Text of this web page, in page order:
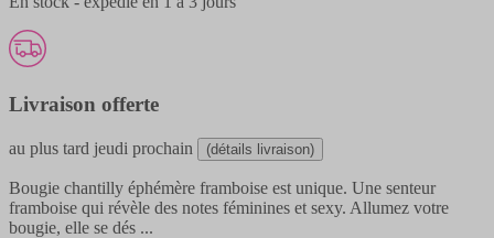
Livraison offerte
au plus tard jeudi prochain (détails livraison)
Bougie chantilly éphémère framboise est unique. Une senteur
framboise qui révèle des notes féminines et sexy. Allumez votre
bougie, elle se dés ...